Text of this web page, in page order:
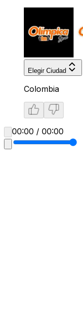
Elegir Ciudad
Colombia
00:00 / 00:00